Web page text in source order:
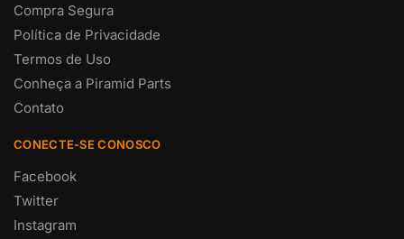
Compra Segura
Política de Privacidade
Termos de Uso
Conheça a Piramid Parts
Contato
CONECTE-SE CONOSCO
Facebook
Twitter
Instagram